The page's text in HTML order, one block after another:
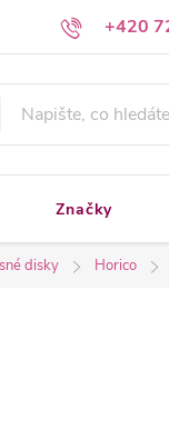
+420
Značky
disky Horico